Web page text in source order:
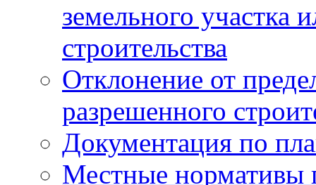
земельного участка
строительства
Отклонение от
разрешенного
Документация по
Местные нормативы